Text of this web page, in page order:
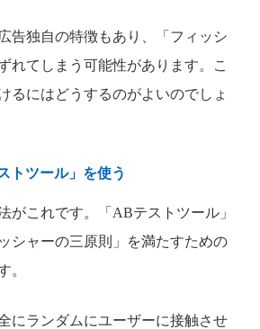
告独自の特徴もあり、「フィッシ
れてしまう可能性があります。こ
るにはどうするのがよいのでしょ
トツール」を使う
がこれです。「ABテストツール」
シャーの三原則」を満たすための
。
にランダムにユーザーに接触させ